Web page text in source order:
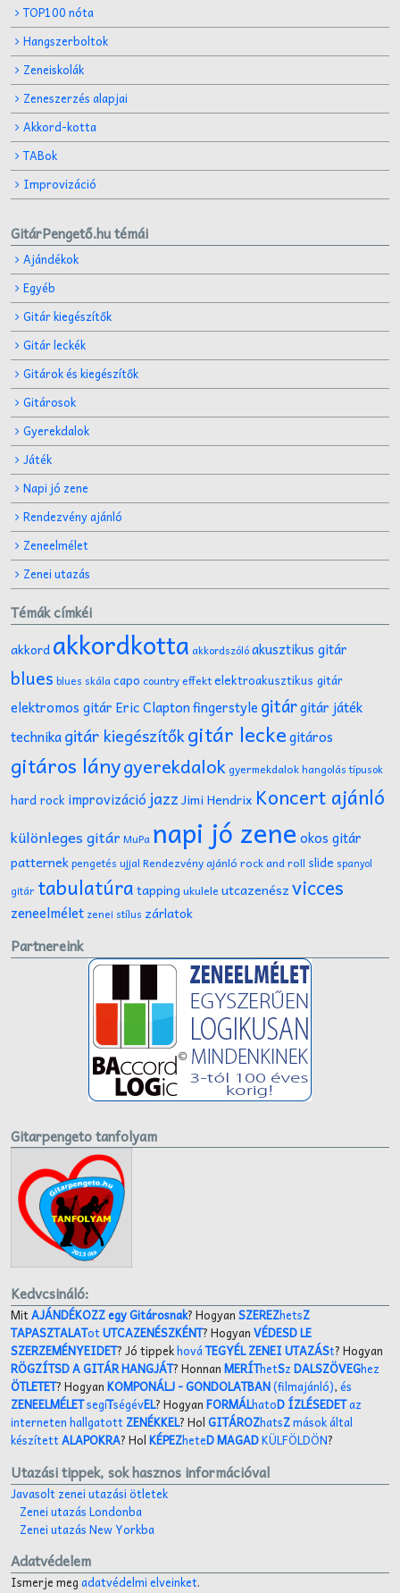
TOP100 nóta
Hangszerboltok
Zeneiskolák
Zeneszerzés alapjai
Akkord-kotta
TABok
Improvizáció
GitárPengető.hu témái
Ajándékok
Egyéb
Gitár kiegészítők
Gitár leckék
Gitárok és kiegészítők
Gitárosok
Gyerekdalok
Játék
Napi jó zene
Rendezvény ajánló
Zeneelmélet
Zenei utazás
Témák címkéi
akkordakkordkotta akkordszólóakusztikus gitár
blues blues skálacapo country effektelektroakusztikus gitár
elektromos gitár Eric Claptonfingerstyle gitárgitár játék
technikagitár kiegészítőkgitár leckegitáros
gitáros lánygyerekdalokgyermekdalokhangolás típusok
hard rock improvizáció jazzJimi Hendrix Koncert ajánló
különleges gitár MuPa napi jó zene okos gitár
patternekpengetés ujjal Rendezvény ajánló rock and roll slide spanyol
gitár tabulatúratapping ukulele utcazenészvicces
zeneelmélet zenei stílus zárlatok
Partnereink
Gitarpengeto tanfolyam
Kedvcsináló:
MitAJÁNDÉKOZZ egy Gitárosnak? HogyanSZEREZhetsZ
TAPASZTALATotUTCAZENÉSZKÉNT? HogyanVÉDESD LE
SZERZEMÉNYEIDET? Jó tippekhováTEGYÉL ZENEI UTAZÁSt? Hogyan
RÖGZÍTSD A GITÁR HANGJÁT? HonnanMERÍThetSzDALSZÖVEGhez
ÖTLETET? HogyanKOMPONÁLJ- GONDOLATBAN(filmajánló),és
ZENEELMÉLETsegíTségévEL? HogyanFORMÁLhatoD ÍZLÉSEDETaz
interneten hallgatott ZENÉKKEL? HolGITÁROZhatsZmások által
készítettALAPOKRA? HolKÉPEZheteD MAGADKÜLFÖLDÖN?
Utazási tippek, sok hasznos információval
Javasolt zenei utazási ötletek
Zenei utazás Londonba
Zenei utazás New Yorkba
Adatvédelem
Ismerje megadatvédelmi elveinket.